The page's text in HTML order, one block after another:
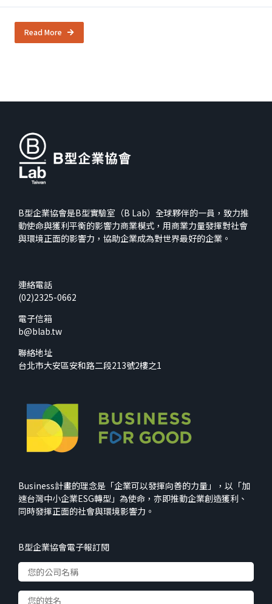
Read More
B型企業協會是B型實驗室（B Lab）全球夥伴的一員，致力推
動使命與獲利平衡的影響力商業模式，用商業力量發揮對社會
與環境正面的影響力，協助企業成為對世界最好的企業。
連絡電話
(02)2325-0662
電子信箱
b@blab.tw
聯絡地址
台北市大安區安和路二段213號2樓之1
Business計畫的理念是「企業可以發揮向善的力量」，以「加
速台灣中小企業ESG轉型」為使命，亦即推動企業創造獲利、
同時發揮正面的社會與環境影響力。
B型企業協會電子報訂閱